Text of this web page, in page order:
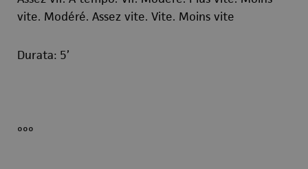
vite. Modéré. Assez vite. Vite. Moins vite
Durata: 5’
°°°